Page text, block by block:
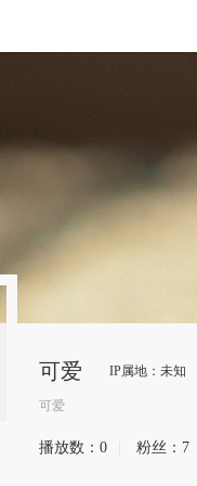
可爱 IP属地：未知
可爱
播放数： 0 粉丝： 7